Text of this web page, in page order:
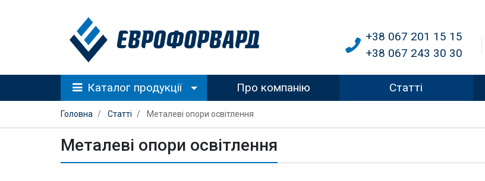
+38 067 201 15 15
+38 067 243 30 30
Каталог продукції Про компанію Статті
Головна Статті Металеві опори освітлення
Металеві опори освітлення